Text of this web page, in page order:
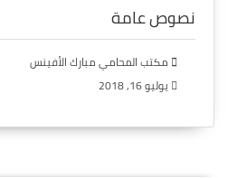
نصوص عامة
مكتب المحامي مبارك الأفينس
يوليو 16, 2018